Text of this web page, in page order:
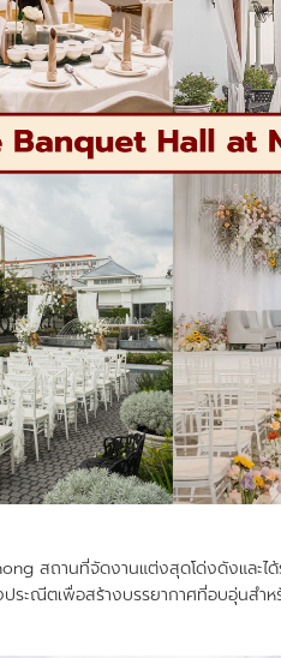
านที่จัดงานแต่งสุดโด่งดังและได้รั
ระณีตเพื่อสร้างบรรยากาศที่อบอุ่นสำห